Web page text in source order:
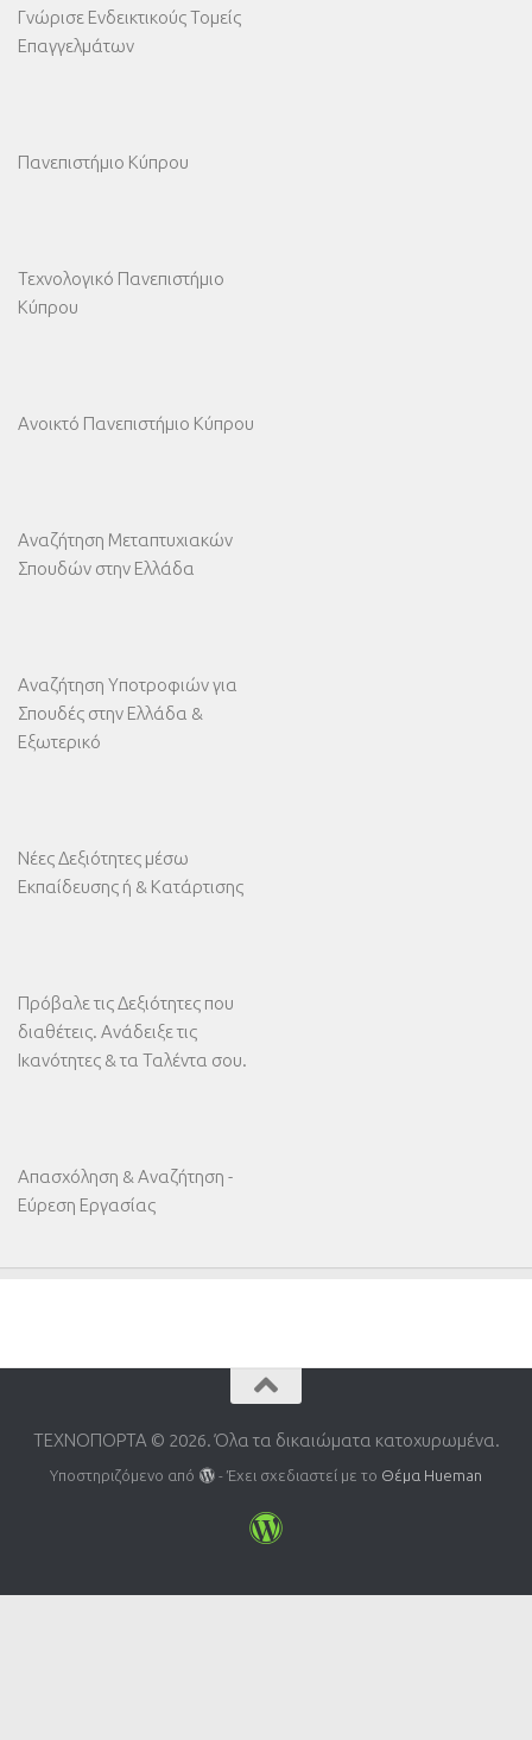
Γνώρισε Ενδεικτικούς Τομείς
Επαγγελμάτων
Πανεπιστήμιο Κύπρου
Τεχνολογικό Πανεπιστήμιο
Κύπρου
Ανοικτό Πανεπιστήμιο Κύπρου
Αναζήτηση Μεταπτυχιακών
Σπουδών στην Ελλάδα
Αναζήτηση Υποτροφιών για
Σπουδές στην Ελλάδα &
Εξωτερικό
Νέες Δεξιότητες μέσω
Εκπαίδευσης ή & Κατάρτισης
Πρόβαλε τις Δεξιότητες που
διαθέτεις. Ανάδειξε τις
Ικανότητες & τα Ταλέντα σου.
Απασχόληση & Αναζήτηση -
Εύρεση Εργασίας
ΤΕΧΝΟΠΟΡΤΑ © 2026. Όλα τα δικαιώματα κατοχυρωμένα.
Υποστηριζόμενο από - Έχει σχεδιαστεί με το Θέμα Ηueman